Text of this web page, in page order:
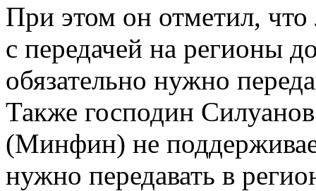
При этом он отметил, что
с передачей на регионы
обязательно нужно
Также господин
(Минфин) не
нужно передавать в